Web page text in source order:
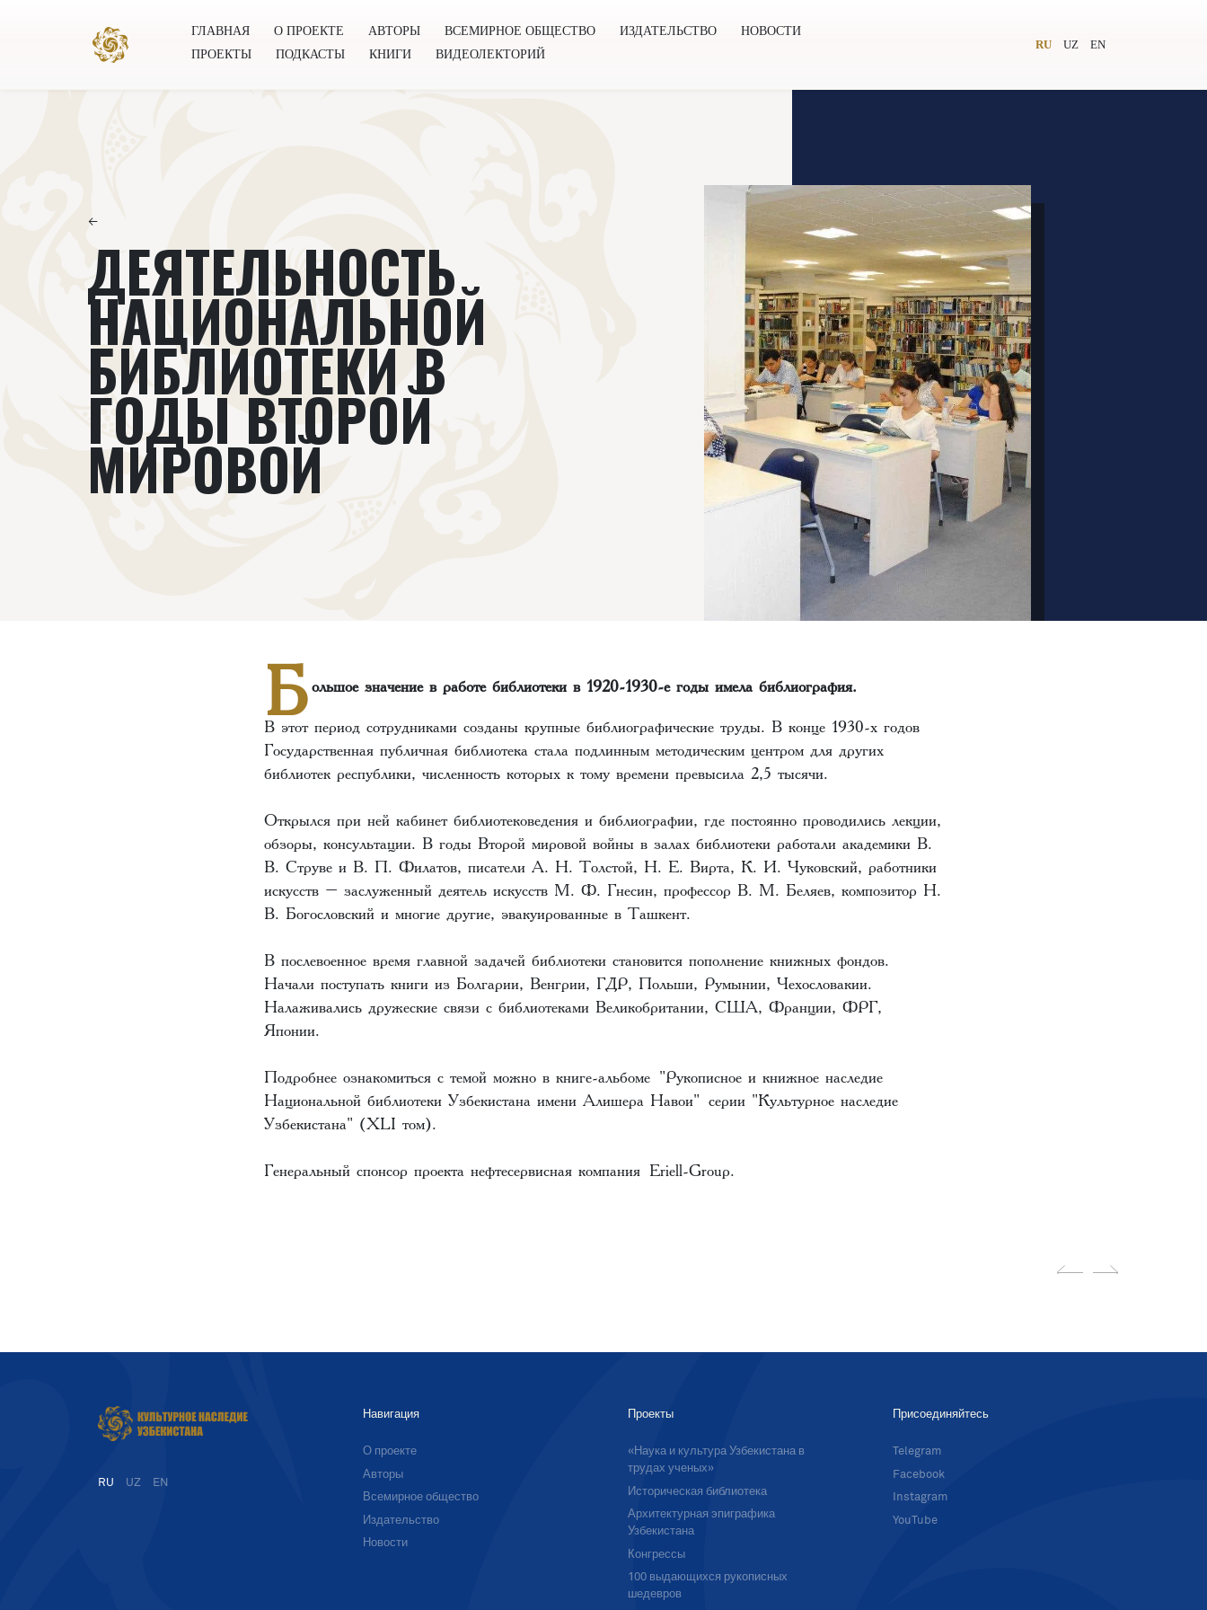
ГЛАВНАЯ О ПРОЕКТЕ АВТОРЫ ВСЕМИРНОЕ ОБЩЕСТВО ИЗДАТЕЛЬСТВО
НОВОСТИ
ПРОЕКТЫ
ПОДКАСТЫ КНИГИ ВИДЕОЛЕКТОРИЙ
RU UZ EN
←
ДЕЯТЕЛЬНОСТЬ
НАЦИОНАЛЬНОЙ
БИБЛИОТЕКИ В
ГОДЫ ВТОРОЙ
МИРОВОЙ
Большое значение в работе библиотеки в 1920-1930-е годы имела библиография.
В этот период сотрудниками созданы крупные библиографические труды. В конце 1930-х годов
Государственная публичная библиотека стала подлинным методическим центром для других
библиотек республики, численность которых к тому времени превысила 2,5 тысячи.
Открылся при ней кабинет библиотековедения и библиографии, где постоянно проводились лекции,
обзоры, консультации. В годы Второй мировой войны в залах библиотеки работали академики В.
В. Струве и В. П. Филатов, писатели А. Н. Толстой, Н. Е. Вирта, К. И. Чуковский, работники
искусств – заслуженный деятель искусств М. Ф. Гнесин, профессор В. М. Беляев, композитор Н.
В. Богословский и многие другие, эвакуированные в Ташкент.
В послевоенное время главной задачей библиотеки становится пополнение книжных фондов.
Начали поступать книги из Болгарии, Венгрии, ГДР, Польши, Румынии, Чехословакии.
Налаживались дружеские связи с библиотеками Великобритании, США, Франции, ФРГ,
Японии.
Подробнее ознакомиться с темой можно в книге-альбоме "Рукописное и книжное наследие
Национальной библиотеки Узбекистана имени Алишера Навои" серии "Культурное наследие
Узбекистана" (XLI том).
Генеральный спонсор проекта нефтесервисная компания Eriell-Group.
RU UZ EN
Навигация
О проекте
Авторы
Всемирное общество
Издательство
Новости
Проекты
«Наука и культура Узбекистана в
трудах ученых»
Историческая библиотека
Архитектурная эпиграфика
Узбекистана
Конгрессы
100 выдающихся рукописных
шедевров
Присоединяйтесь
Telegram
Facebook
Instagram
YouTube